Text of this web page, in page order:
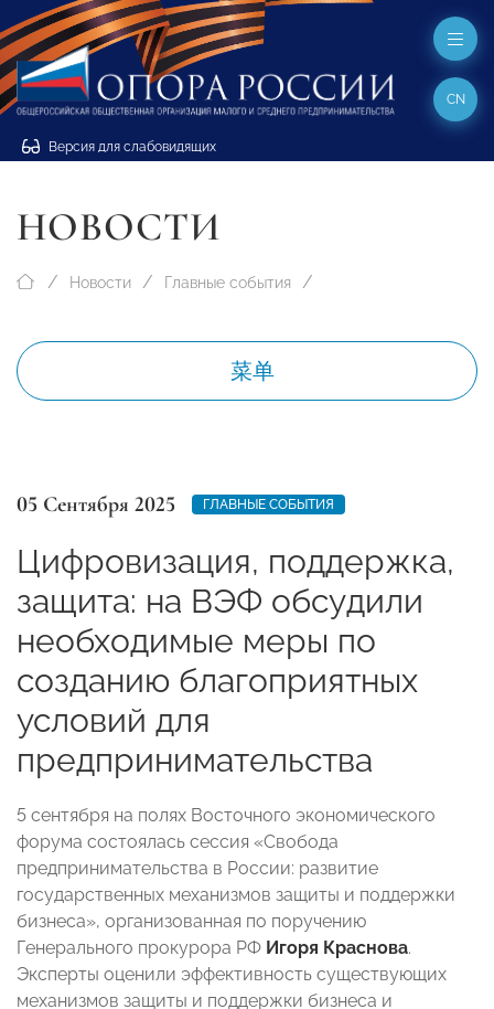
Версия для слабовидящих
CN
НОВОСТИ
Новости Главные события
菜单
05 Сентября 2025 ГЛАВНЫЕ СОБЫТИЯ
Цифровизация, поддержка,
защита: на ВЭФ обсудили
необходимые меры по
созданию благоприятных
условий для
предпринимательства
5 сентября на полях Восточного экономического
форума состоялась сессия «Свобода
предпринимательства в России: развитие
государственных механизмов защиты и поддержки
бизнеса», организованная по поручению
Генерального прокурора РФ Игоря Краснова.
Эксперты оценили эффективность существующих
механизмов защиты и поддержки бизнеса и